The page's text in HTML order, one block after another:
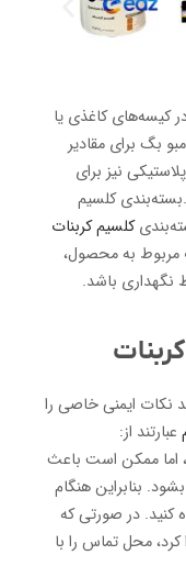
کیسه‌های کاغذی یا
بگ برای مقادیر
نیز برای
کلسیم
کلسیم کربنات
مربوط به محصول،
نگهداری باشد.
نکات ایمنی خاصی را
عبارتند از:
اما ممکن است باعث
بنابراین هنگام
کنید. در صورتی که
محل تماس را با